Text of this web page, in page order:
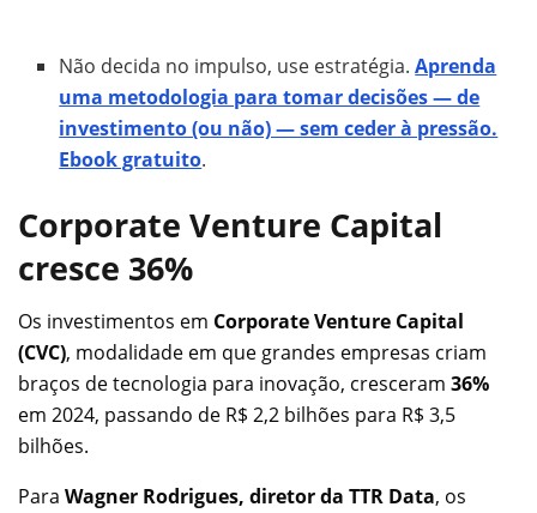
Não decida no impulso, use estratégia.Aprenda
uma metodologia para tomar decisões — de
investimento (ou não) — sem ceder à pressão.
Ebook gratuito.
Corporate Venture Capital
cresce 36%
Os investimentos em Corporate Venture Capital
(CVC), modalidade em que grandes empresas criam
braços de tecnologia para inovação, cresceram 36%
em 2024, passando de R$ 2,2 bilhões para R$ 3,5
bilhões.
Para Wagner Rodrigues, diretor da TTR Data, os